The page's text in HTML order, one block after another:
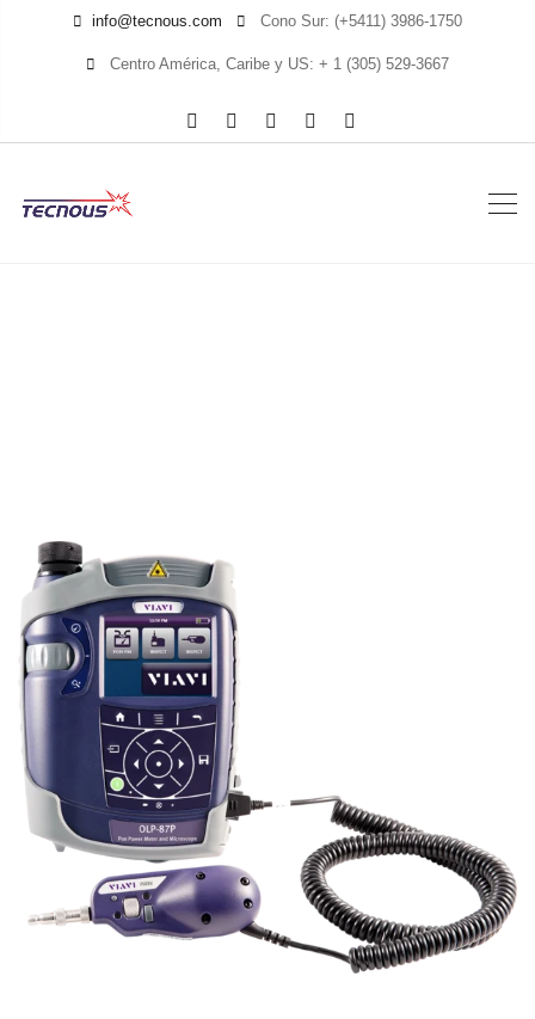
info@tecnous.com Cono Sur: (+5411) 3986-1750
Centro América, Caribe y US: + 1 (305) 529-3667